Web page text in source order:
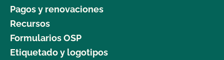
Pagos y renovaciones
Recursos
Formularios OSP
Etiquetado y logotipos